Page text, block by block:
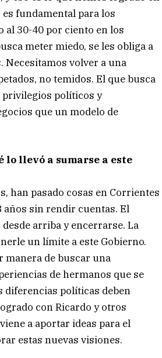
fundamental para los
al 30-40 por ciento en los
meter miedo, se les obliga a
Necesitamos volver a una
no temidos. El que busca
privilegios políticos y
que un modelo de
lo llevó a sumarse a este
han pasado cosas en Corrientes
años sin rendir cuentas. El
arriba y encerrarse. La
un límite a este Gobierno.
manera de buscar una
de hermanos que se
diferencias políticas deben
con Ricardo y otros
a aportar ideas para el
estas nuevas visiones.